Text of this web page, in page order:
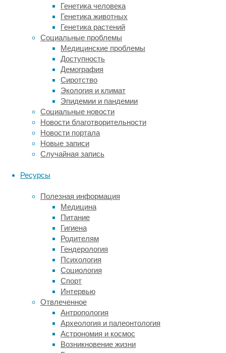
Генетика человека
Генетика животных
Генетика растений
Социальные проблемы
Медицинские проблемы
Доступность
Демография
Сиротство
Экология и климат
Эпидемии и пандемии
Социальные новости
Новости благотворительности
Новости портала
Новые записи
Случайная запись
Ресурсы
Полезная информация
Медицина
Питание
Гигиена
Родителям
Гендерология
Психология
Социология
Спорт
Интервью
Отвлеченное
Антропология
Археология и палеонтология
Астрономия и космос
Возникновение жизни
Внутри
системы
«Что?»
или
вентрального
потока
лежат
отдельные
области,
каждая
из которых
активируются
во время
того,
как
рассматривает
определенную
категорию
объектов —
лица,
человеческое
тело,
места
или
текст.
Но окружающий
нас
мир
не исчерпывается
этими
зрительными